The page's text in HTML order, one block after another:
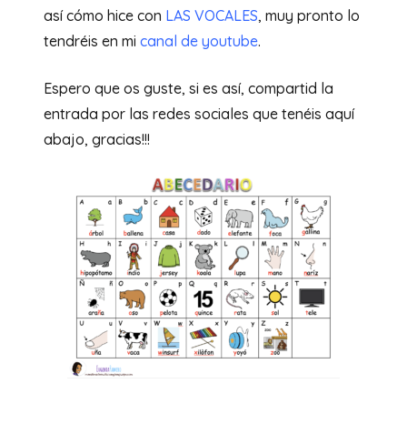
así cómo hice con LAS VOCALES, muy pronto lo
tendréis en mi canal de youtube.
Espero que os guste, si es así, compartid la
entrada por las redes sociales que tenéis aquí
abajo, gracias!!!